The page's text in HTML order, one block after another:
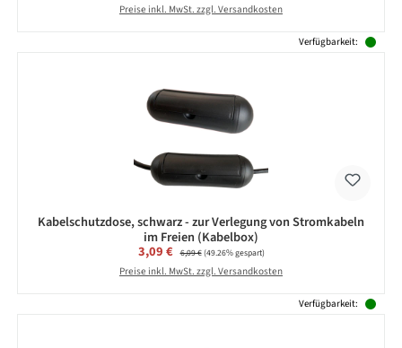
Preise inkl. MwSt. zzgl. Versandkosten
Verfügbarkeit:
Kabelschutzdose, schwarz - zur Verlegung von Stromkabeln
im Freien (Kabelbox)
Verkaufspreis:
3,09 € Regulärer Preis:
6,09 €(49.26% gespart)
Preise inkl. MwSt. zzgl. Versandkosten
Verfügbarkeit: